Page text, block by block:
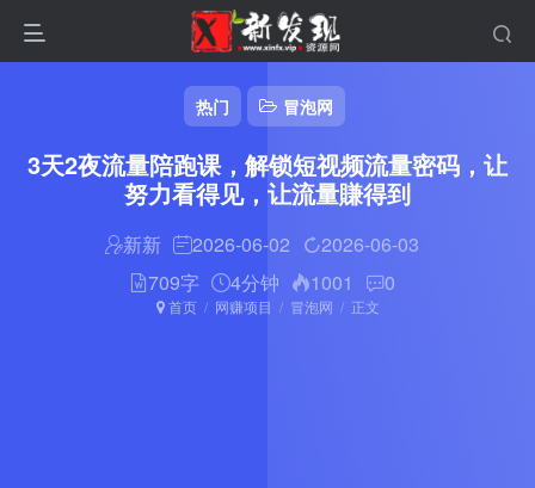
热门 冒泡网
3天2夜流量陪跑课，解锁短视频流量密码，让
努力看得见，让流量賺得到
新新 2026-06-02
2026-06-03
709字
4分钟 1001 0
首页 网赚项目 冒泡网 正文